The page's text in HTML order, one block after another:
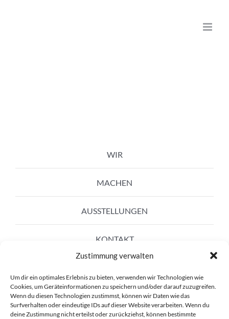
Zustimmung verwalten
Um dir ein optimales Erlebnis zu bieten, verwenden wir Technologien wie
Cookies, um Geräteinformationen zu speichern und/oder darauf zuzugreifen.
Wenn du diesen Technologien zustimmst, können wir Daten wie das
Surfverhalten oder eindeutige IDs auf dieser Website verarbeiten. Wenn du
deine Zustimmung nicht erteilst oder zurückziehst, können bestimmte
WIR
MACHEN
AUSSTELLUNGEN
KONTAKT